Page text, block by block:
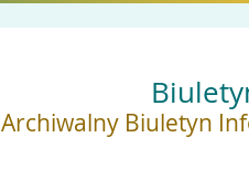
Archiwalny Biuletyn